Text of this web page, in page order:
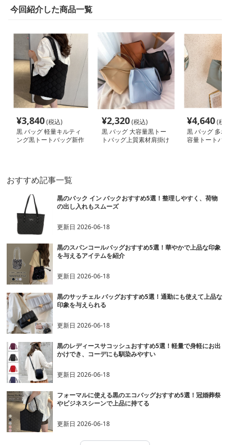
今回紹介した商品一覧
¥3,840(税込)
黒 バッグ 軽量キルティ
ング黒トートバッグ新作
¥2,320(税込)
黒 バッグ 大容量黒トー
トバッグ上質素材肩掛け
¥4,640(税
黒 バッグ 多ポ
容量トートバ
おすすめ記事一覧
黒のバック イン バックおすすめ5選！整理しやすく、荷物
の出し入れもスムーズ
更新日2026-06-18
黒のスパンコールバッグおすすめ5選！華やかで上品な印象
を与えるアイテムを紹介
更新日2026-06-18
黒のサッチェル バッグおすすめ5選！通勤にも使えて上品な
印象を与えられる
更新日2026-06-18
黒のレディースサコッシュおすすめ5選！軽量で身軽にお出
かけでき、コーデにも馴染みやすい
更新日2026-06-18
フォーマルに使える黒のエコバッグおすすめ5選！冠婚葬祭
やビジネスシーンで上品に持てる
更新日2026-06-18